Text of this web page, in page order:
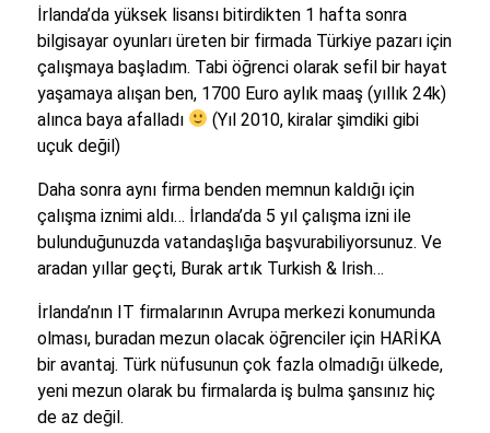
İrlanda’da yüksek lisansı bitirdikten 1 hafta sonra
bilgisayar oyunları üreten bir firmada Türkiye pazarı için
çalışmaya başladım. Tabi öğrenci olarak sefil bir hayat
yaşamaya alışan ben, 1700 Euro aylık maaş (yıllık 24k)
alınca baya afalladı
(Yıl 2010, kiralar şimdiki gibi
uçuk değil)
Daha sonra aynı firma benden memnun kaldığı için
çalışma iznimi aldı… İrlanda’da 5 yıl çalışma izni ile
bulunduğunuzda vatandaşlığa başvurabiliyorsunuz. Ve
aradan yıllar geçti, Burak artık Turkish & Irish…
İrlanda’nın IT firmalarının Avrupa merkezi konumunda
olması, buradan mezun olacak öğrenciler için HARİKA
bir avantaj. Türk nüfusunun çok fazla olmadığı ülkede,
yeni mezun olarak bu firmalarda iş bulma şansınız hiç
de az değil.